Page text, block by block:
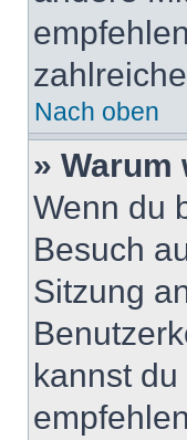
Nach oben
»
Wenn du
Besuch
Sitzung
kannst